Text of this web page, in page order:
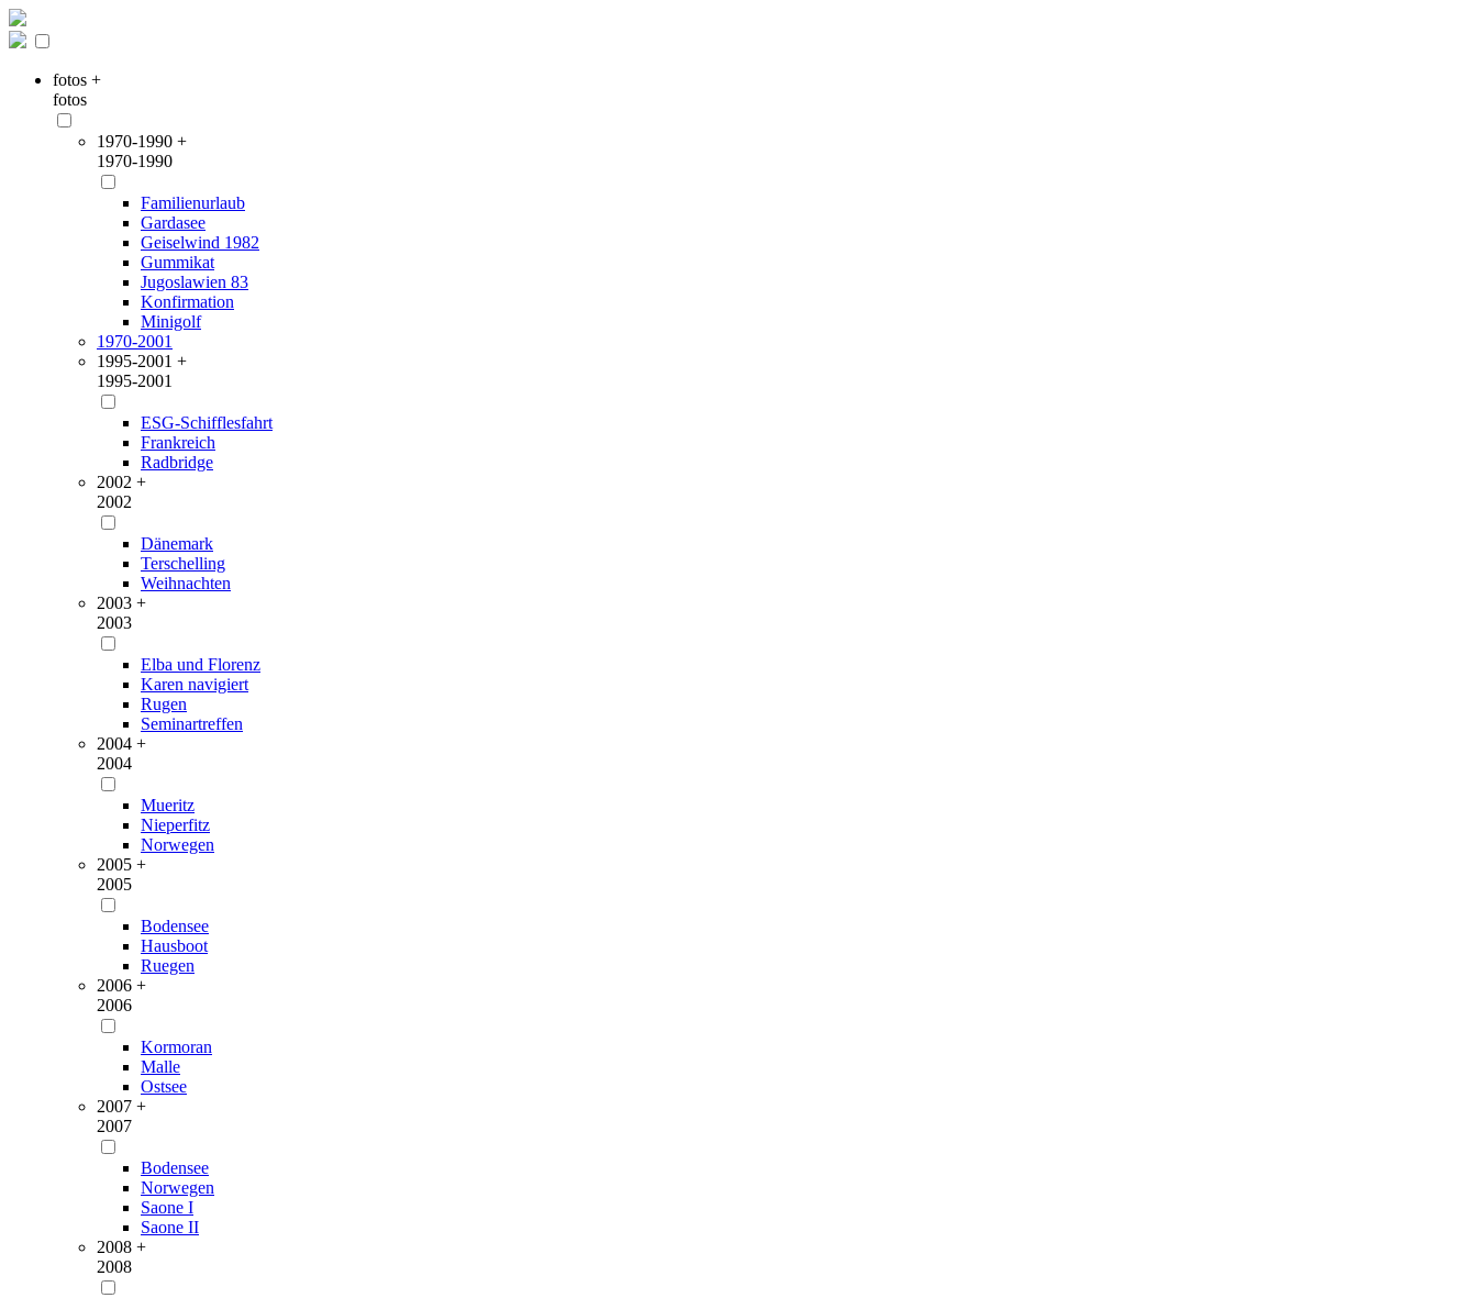
fotos +
fotos
1970-1990 +
1970-1990
Familienurlaub
Gardasee
Geiselwind 1982
Gummikat
Jugoslawien 83
Konfirmation
Minigolf
1970-2001
1995-2001 +
1995-2001
ESG-Schifflesfahrt
Frankreich
Radbridge
2002 +
2002
Dänemark
Terschelling
Weihnachten
2003 +
2003
Elba und Florenz
Karen navigiert
Rugen
Seminartreffen
2004 +
2004
Mueritz
Nieperfitz
Norwegen
2005 +
2005
Bodensee
Hausboot
Ruegen
2006 +
2006
Kormoran
Malle
Ostsee
2007 +
2007
Bodensee
Norwegen
Saone I
Saone II
2008 +
2008